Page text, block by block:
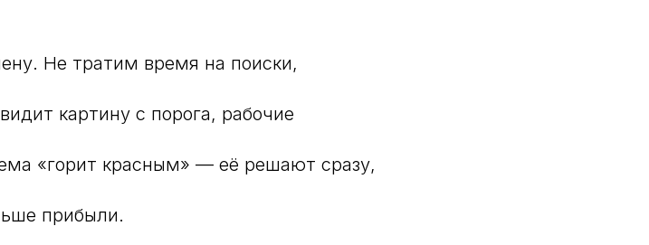
Не тратим время на поиски,
картину с порога, рабочие
«горит красным» — её решают сразу,
прибыли.